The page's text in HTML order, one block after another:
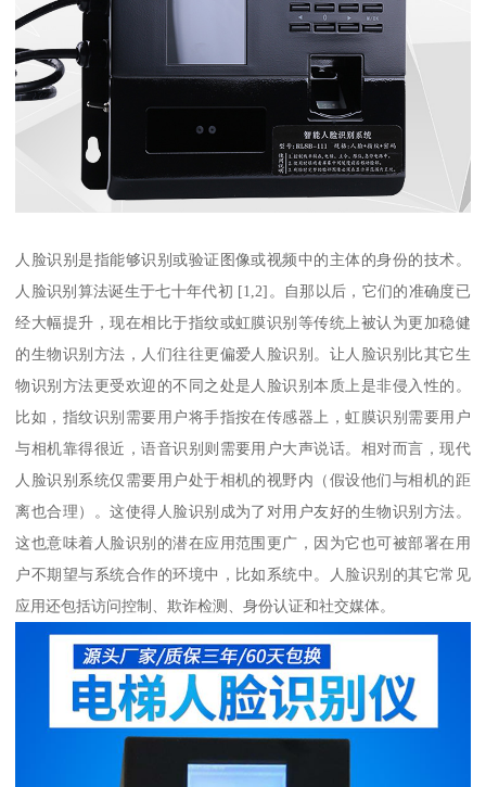
人脸识别是指能够识别或验证图像或视频中的主体的身份的技术。
人脸识别算法诞生于七十年代初 [1,2]。自那以后，它们的准确度已
经大幅提升，现在相比于指纹或虹膜识别等传统上被认为更加稳健
的生物识别方法，人们往往更偏爱人脸识别。让人脸识别比其它生
物识别方法更受欢迎的不同之处是人脸识别本质上是非侵入性的。
比如，指纹识别需要用户将手指按在传感器上，虹膜识别需要用户
与相机靠得很近，语音识别则需要用户大声说话。相对而言，现代
人脸识别系统仅需要用户处于相机的视野内（假设他们与相机的距
离也合理）。这使得人脸识别成为了对用户友好的生物识别方法。
这也意味着人脸识别的潜在应用范围更广，因为它也可被部署在用
户不期望与系统合作的环境中，比如系统中。人脸识别的其它常见
应用还包括访问控制、欺诈检测、身份认证和社交媒体。